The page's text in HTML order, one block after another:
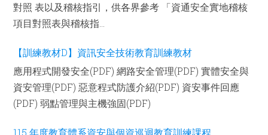
對照 表以及稽核指引，供各界參考 「資通安全實地稽核
項目對照表與稽核指...
【訓練教材D】資訊安全技術教育訓練教材
應用程式開發安全(PDF) 網路安全管理(PDF) 實體安全與
資安管理(PDF) 惡意程式防護介紹(PDF) 資安事件回應
(PDF) 弱點管理與主機強固(PDF)
115 年度教育體系資安與個資巡迴教育訓練課程